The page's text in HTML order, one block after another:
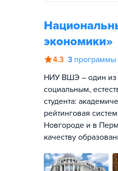
экономики»
4.3 3 программы
НИУ ВШЭ – один из
социальным,
студента:
рейтинговая
Новгороде и в
качеству